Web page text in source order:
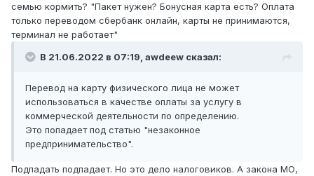
семью кормить? "Пакет нужен? Бонусная карта есть? Оплата
только переводом сбербанк онлайн, карты не принимаются,
терминал не работает"
В 21.06.2022 в 07:19, awdeew сказал:
Перевод на карту физического лица не может
использоваться в качестве оплаты за услугу в
коммерческой деятельности по определению.
Это попадает под статью "незаконное
предпринимательство".
Подпадать подпадает. Но это дело налоговиков. А закона МО,